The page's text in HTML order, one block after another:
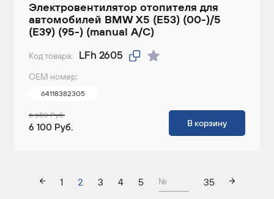
Электровентилятор отопителя для
автомобилей BMW X5 (E53) (00-)/5
(E39) (95-) (manual A/C)
Код товара: LFh 2605
ОЕМ номер:
64118382305
6 650 Руб.
6 100 Руб. В корзину
1 2 3 4 5 № 35